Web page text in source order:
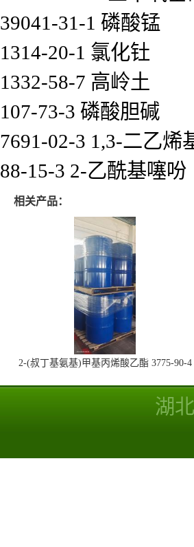
39041-31-1 磷酸锰
1314-20-1 氯化钍
1332-58-7 高岭土
107-73-3 磷酸胆碱
7691-02-3 1,3-二乙烯
88-15-3 2-乙酰基噻吩
相关产品：
2-(叔丁基氨基)甲基丙烯酸乙酯 3775-90-4
湖